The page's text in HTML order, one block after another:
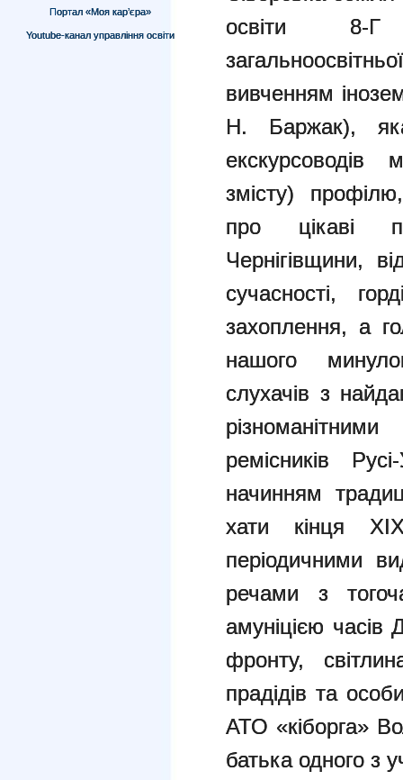
Портал «Моя кар’єра»
Youtube-канал управління освіти
освіти 8-Г
вивченням
Н. Баржак),
екскурсоводів
змісту)
про цікаві
Чернігівщини,
сучасності,
захоплення, а
нашого
слухачів з
ремісників
начинням
хати кінця
періодичними
речами з
амуніцією часів
фронту,
прадідів та
АТО «кіборга»
батька одного з